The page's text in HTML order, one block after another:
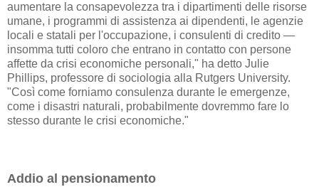
aumentare la consapevolezza tra i dipartimenti delle risorse
umane, i programmi di assistenza ai dipendenti, le agenzie
locali e statali per l'occupazione, i consulenti di credito —
insomma tutti coloro che entrano in contatto con persone
affette da crisi economiche personali," ha detto Julie
Phillips, professore di sociologia alla Rutgers University.
"Così come forniamo consulenza durante le emergenze,
come i disastri naturali, probabilmente dovremmo fare lo
stesso durante le crisi economiche."
Addio al pensionamento